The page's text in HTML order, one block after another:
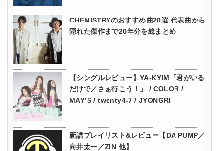
CHEMISTRYのおすすめ曲20選 代表曲から
隠れた傑作まで20年分を総まとめ
【シングルレビュー】YA-KYIM「君がいる
だけで／さぁ行こう！」 / COLOR /
MAY’S / twenty4-7 / JYONGRI
新譜プレイリスト&レビュー【DA PUMP／
向井太一／ZIN 他】